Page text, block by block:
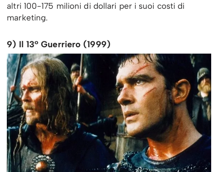
altri 100-175 milioni di dollari per i suoi costi di
marketing.
9) Il 13° Guerriero (1999)